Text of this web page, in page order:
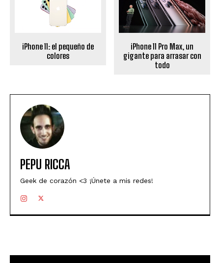
iPhone 11: el pequeño de
colores
iPhone 11 Pro Max, un
gigante para arrasar con
todo
PEPU RICCA
Geek de corazón <3 ¡Únete a mis redes!